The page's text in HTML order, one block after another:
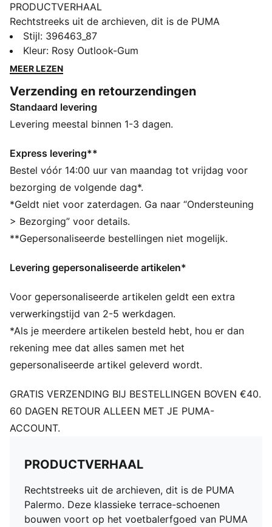
PRODUCTVERHAAL
Rechtstreeks uit de archieven, dit is de PUMA
Palermo. Deze klassieke terrace-schoenen bouwen
voort op het voetbalerfgoed van PUMA en zijn
aantrekkelijk voor de sneakerheads en de mode-
en een leren Formstrip met PUMA-logo in foliedruk.
ALLE INS EN OUTS
De leerproducten van PUMA ondersteunen
Group. www.leatherworkinggroup.com
DETAILS
Suède basis
Leren formstrip en FOT
Suède tong en PUMA-label in verlaagd reliëf en mesh
binnenkant
In Folieprint gedrukt PUMA-logo op klep op het zijvlak
Voering van imitatieleer
Stijl: 396463_87
Kleur: Rosy Outlook-Gum
MEER LEZEN
Verzending en retourzendingen
Standaard levering
Levering meestal binnen 1-3 dagen.
Express levering**
Bestel vóór 14:00 uur van maandag tot vrijdag voor
bezorging de volgende dag*.
*Geldt niet voor zaterdagen. Ga naar “Ondersteuning
> Bezorging” voor details.
**Gepersonaliseerde bestellingen niet mogelijk.
Levering gepersonaliseerde artikelen*
Voor gepersonaliseerde artikelen geldt een extra
verwerkingstijd van 2-5 werkdagen.
*Als je meerdere artikelen besteld hebt, hou er dan
rekening mee dat alles samen met het
gepersonaliseerde artikel geleverd wordt.
GRATIS VERZENDING BIJ BESTELLINGEN BOVEN €40.
60 DAGEN RETOUR ALLEEN MET JE PUMA-
ACCOUNT.
PRODUCTVERHAAL
Rechtstreeks uit de archieven, dit is de PUMA
Palermo. Deze klassieke terrace-schoenen
bouwen voort op het voetbalerfgoed van PUMA